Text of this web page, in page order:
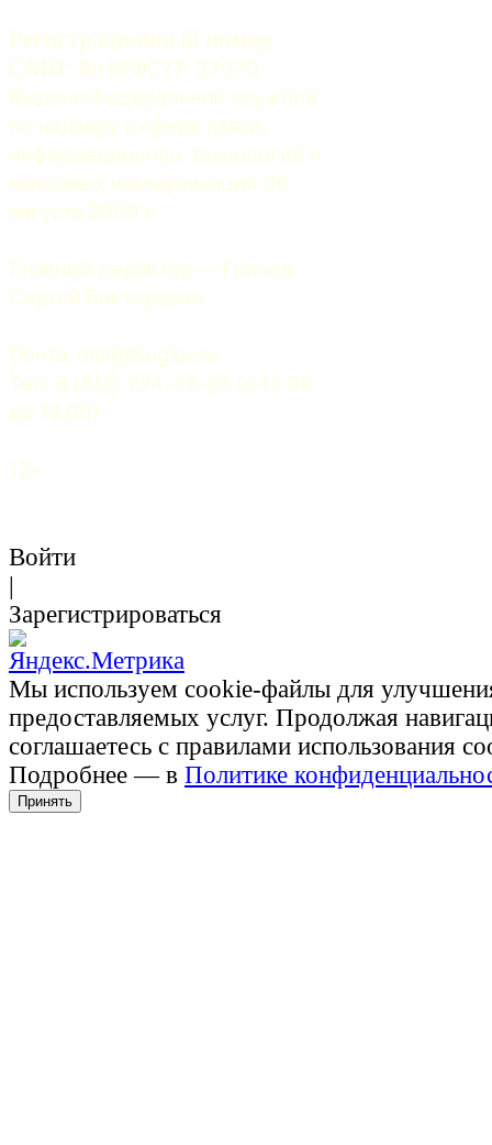
Регистрационный номер
СМИ: Эл №ФС77-37070.
Выдано Федеральной службой
по надзору в сфере связи,
информационных технологий и
массовых коммуникаций 06
августа 2009 г.
Главный редактор — Грачев
Сергей Викторович.
Почта: mail@5uglov.ru
Тел. 8 (812) 274-35-25 (c 12.00
до 18.00)
12+
Войти
|
Зарегистрироваться
Мы используем cookie-файлы для
предоставляемых услуг. Продолжая
соглашаетесь с правилами использования
Подробнее — в Политике
Принять